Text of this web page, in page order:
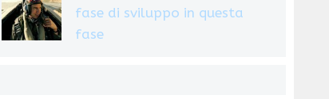
fase di sviluppo in questa
fase